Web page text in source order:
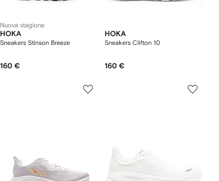
Nuova stagione
HOKA
Sneakers Stinson Breeze
160 €
HOKA
Sneakers Clifton 10
160 €